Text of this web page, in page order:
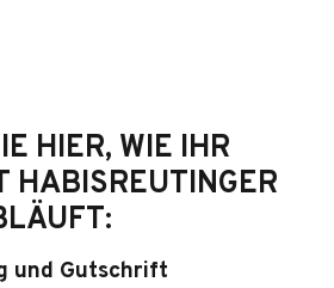
HIER, WIE IHR
HABISREUTINGER
und Gutschrift